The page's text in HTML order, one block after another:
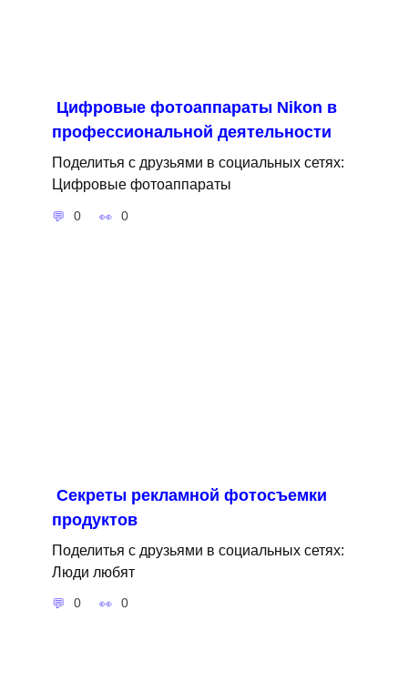
Цифровые фотоаппараты Nikon в
профессиональной деятельности
Поделитья с друзьями в социальных сетях:
Цифровые фотоаппараты
0 0
Секреты рекламной фотосъемки
продуктов
Поделитья с друзьями в социальных сетях:
Люди любят
0 0